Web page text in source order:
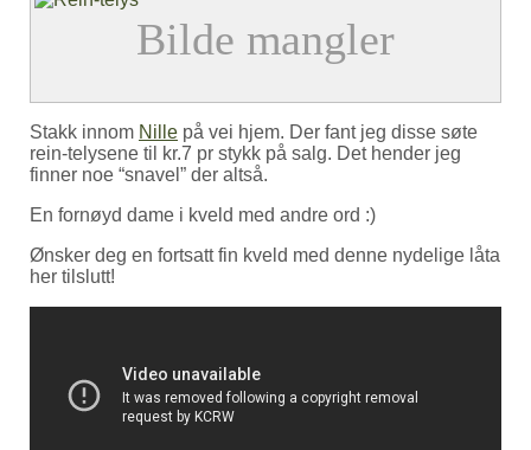
Stakk innom Nille på vei hjem. Der fant jeg disse søte
rein-telysene til kr.7 pr stykk på salg. Det hender jeg
finner noe “snavel” der altså.
En fornøyd dame i kveld med andre ord :)
Ønsker deg en fortsatt fin kveld med denne nydelige låta
her tilslutt!